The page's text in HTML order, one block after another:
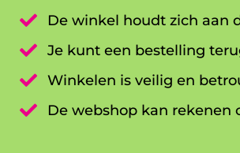

De winkel houdt zich aan
 Je kunt een bestelling
 Winkelen is veilig en

De webshop kan rekenen